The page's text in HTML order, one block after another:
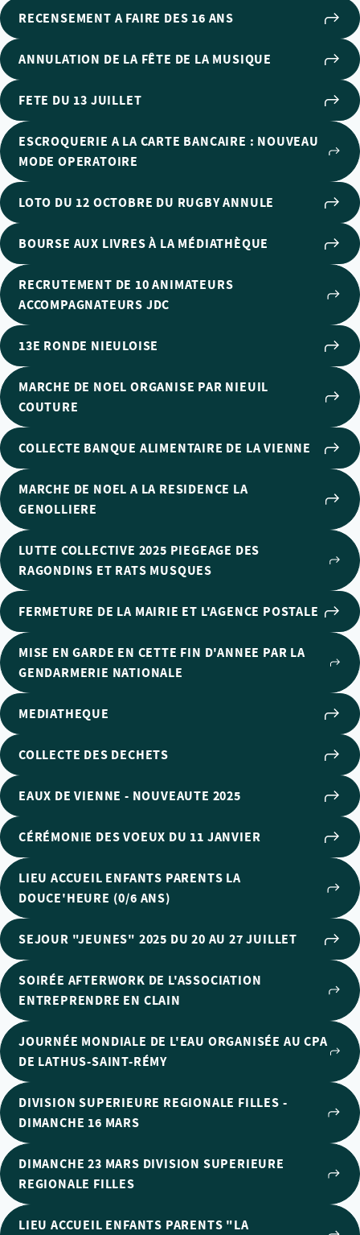
RECENSEMENT A FAIRE DES 16 ANS
ANNULATION DE LA FÊTE DE LA MUSIQUE
FETE DU 13 JUILLET
ESCROQUERIE A LA CARTE BANCAIRE : NOUVEAU
MODE OPERATOIRE
LOTO DU 12 OCTOBRE DU RUGBY ANNULE
BOURSE AUX LIVRES À LA MÉDIATHÈQUE
RECRUTEMENT DE 10 ANIMATEURS
ACCOMPAGNATEURS JDC
13E RONDE NIEULOISE
MARCHE DE NOEL ORGANISE PAR NIEUIL
COUTURE
COLLECTE BANQUE ALIMENTAIRE DE LA VIENNE
MARCHE DE NOEL A LA RESIDENCE LA
GENOLLIERE
LUTTE COLLECTIVE 2025 PIEGEAGE DES
RAGONDINS ET RATS MUSQUES
FERMETURE DE LA MAIRIE ET L'AGENCE POSTALE
MISE EN GARDE EN CETTE FIN D'ANNEE PAR LA
GENDARMERIE NATIONALE
MEDIATHEQUE
COLLECTE DES DECHETS
EAUX DE VIENNE - NOUVEAUTE 2025
CÉRÉMONIE DES VOEUX DU 11 JANVIER
LIEU ACCUEIL ENFANTS PARENTS LA
DOUCE'HEURE (0/6 ANS)
SEJOUR "JEUNES" 2025 DU 20 AU 27 JUILLET
SOIRÉE AFTERWORK DE L'ASSOCIATION
ENTREPRENDRE EN CLAIN
JOURNÉE MONDIALE DE L'EAU ORGANISÉE AU CPA
DE LATHUS-SAINT-RÉMY
DIVISION SUPERIEURE REGIONALE FILLES -
DIMANCHE 16 MARS
DIMANCHE 23 MARS DIVISION SUPERIEURE
REGIONALE FILLES
LIEU ACCUEIL ENFANTS PARENTS "LA